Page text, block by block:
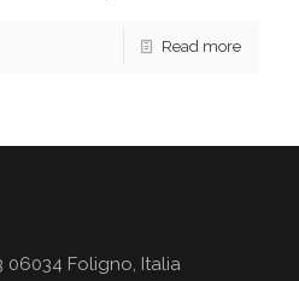
Read more
06034 Foligno, Italia